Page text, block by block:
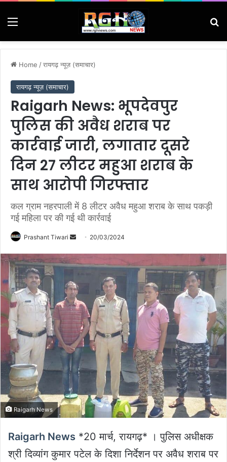
Menu
Home /रायगढ़ न्यूज़ (समाचार)
रायगढ़ न्यूज़ (समाचार)
Raigarh News: भूपदेवपुर
पुलिस की अवैध शराब पर
कार्रवाई जारी, लगातार दूसरे
दिन 27 लीटर महुआ शराब के
साथ आरोपी गिरफ्तार
कल ग्राम नहरपाली में 8 लीटर अवैध महुआ शराब के साथ पकड़ी
गई महिला पर की गई थी कार्रवाई
Prashant Tiwari
Send
email
20/03/2024
Raigarh News
Raigarh News *20 मार्च, रायगढ़* । पुलिस अधीक्षक
श्री दिव्यांग कुमार पटेल के दिशा निर्देशन पर अवैध शराब पर